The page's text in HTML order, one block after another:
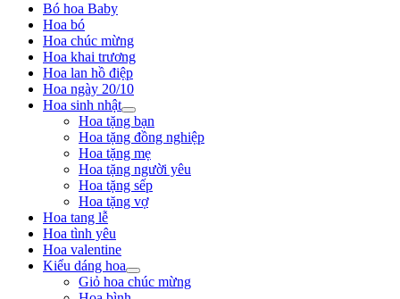
Bó hoa Baby
Hoa bó
Hoa chúc mừng
Hoa khai trương
Hoa lan hồ điệp
Hoa ngày 20/10
Hoa sinh nhật
Hoa tặng bạn
Hoa tặng đồng nghiệp
Hoa tặng mẹ
Hoa tặng người yêu
Hoa tặng sếp
Hoa tặng vợ
Hoa tang lễ
Hoa tình yêu
Hoa valentine
Kiểu dáng hoa
Giỏ hoa chúc mừng